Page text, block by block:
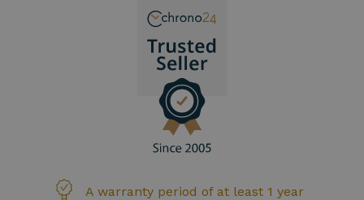
A warranty period of at least 1 year